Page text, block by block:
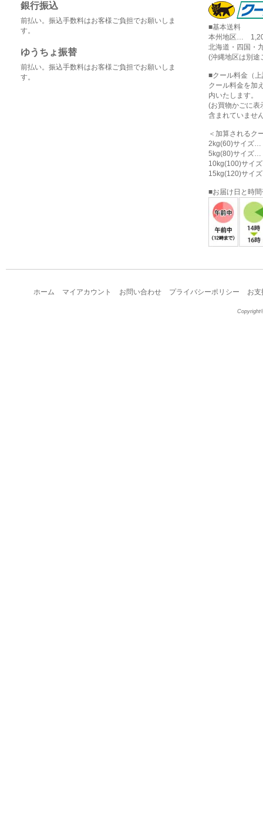
銀行振込
前払い。振込手数料はお客様ご負担でお願いしま
す。
ゆうちょ振替
前払い。振込手数料はお客様ご負担でお願いしま
す。
■基本送料
本州地区…
北海道・四国
(沖縄地区は別途
■クール料金（
クール料金を加
内いたします。
(お買物かごに表
含まれていませ
＜加算されるク
2kg(60)サイズ
5kg(80)サイズ
10kg(100)サイ
15kg(120)サイ
■お届け日と時
ホーム マイアカウント お問い合わせ プライバシーポリシー お